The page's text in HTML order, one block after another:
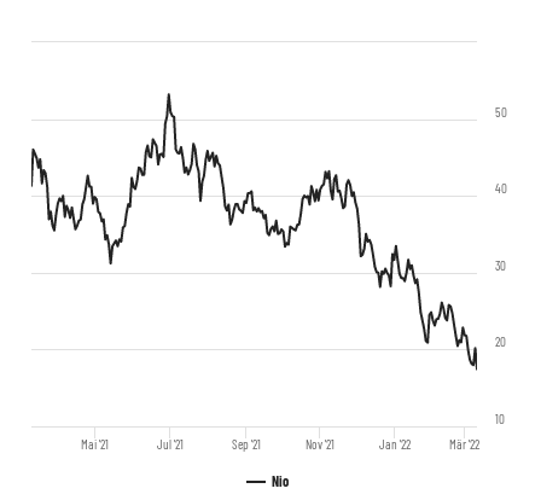
Nio
Mai '21 Jul '21 Sep '21 Nov '21 Jan '22 Mär '22
10
20
30
40
50